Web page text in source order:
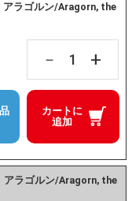
アラゴルン/Aragorn, the
－ +
カートに
追加
アラゴルン/Aragorn, the